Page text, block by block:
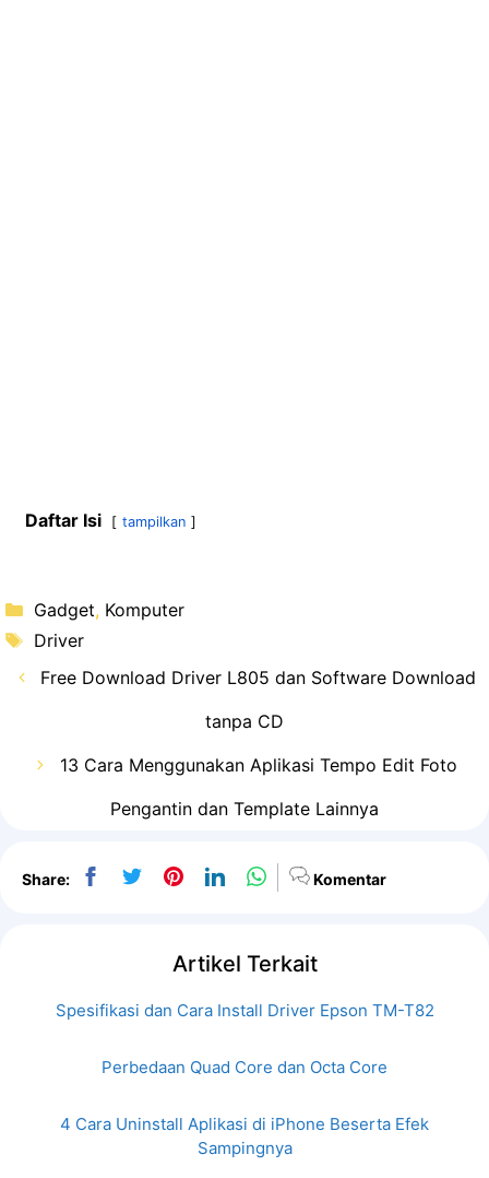
Daftar Isi tampilkan
Kategori
Gadget, Komputer
Tag
Driver
Free Download Driver L805 dan Software Download
tanpa CD
13 Cara Menggunakan Aplikasi Tempo Edit Foto
Pengantin dan Template Lainnya
Share: Komentar
Artikel Terkait
Spesifikasi dan Cara Install Driver Epson TM-T82
Perbedaan Quad Core dan Octa Core
4 Cara Uninstall Aplikasi di iPhone Beserta Efek
Sampingnya